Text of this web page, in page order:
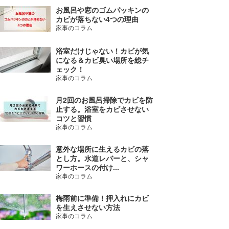
お風呂や窓のゴムパッキンの
カビが落ちない4つの理由
家事のコラム
浴室だけじゃない！カビが気
になる＆カビ臭い場所を総チ
ェック！
家事のコラム
月2回のお風呂掃除でカビを防
止する。浴室をカビさせない
コツと習慣
家事のコラム
意外な場所に生えるカビの落
とし方。水道レバーと、シャ
ワーホースの付け...
家事のコラム
梅雨前に準備！押入れにカビ
を生えさせない方法
家事のコラム